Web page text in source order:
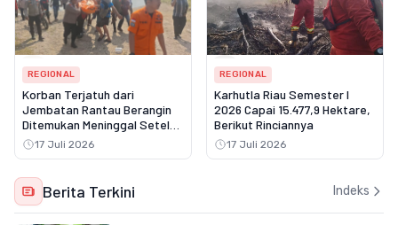
REGIONAL
Korban Terjatuh dari
Jembatan Rantau Berangin
Ditemukan Meninggal Setelah
Tiga Hari Pencarian
17 Juli 2026
REGIONAL
Karhutla Riau Semester I
2026 Capai 15.477,9 Hektare,
Berikut Rinciannya
17 Juli 2026
Berita Terkini Indeks